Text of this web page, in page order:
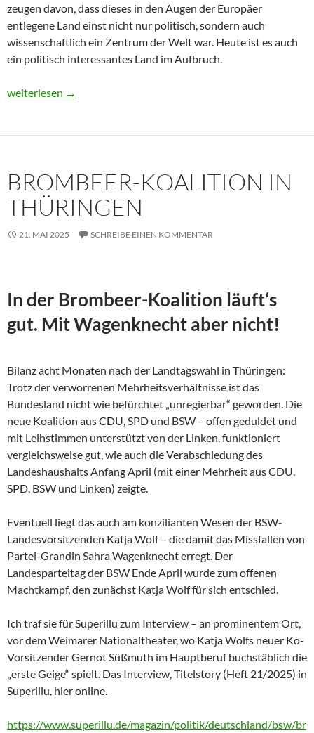
zeugen davon, dass dieses in den Augen der Europäer
entlegene Land einst nicht nur politisch, sondern auch
wissenschaftlich ein Zentrum der Welt war. Heute ist es auch
ein politisch interessantes Land im Aufbruch.
Usbekistan 2025: Unterwegs in einem Land im Aufbruch
weiterlesen →
BROMBEER-KOALITION IN
THÜRINGEN
21. MAI 2025 SCHREIBE EINEN KOMMENTAR
In der Brombeer-Koalition läuft‘s
gut. Mit Wagenknecht aber nicht!
Bilanz acht Monaten nach der Landtagswahl in Thüringen:
Trotz der verworrenen Mehrheitsverhältnisse ist das
Bundesland nicht wie befürchtet „unregierbar“ geworden. Die
neue Koalition aus CDU, SPD und BSW – offen geduldet und
mit Leihstimmen unterstützt von der Linken, funktioniert
vergleichsweise gut, wie auch die Verabschiedung des
Landeshaushalts Anfang April (mit einer Mehrheit aus CDU,
SPD, BSW und Linken) zeigte.
Eventuell liegt das auch am konzilianten Wesen der BSW-
Landesvorsitzenden Katja Wolf – die damit das Missfallen von
Partei-Grandin Sahra Wagenknecht erregt. Der
Landesparteitag der BSW Ende April wurde zum offenen
Machtkampf, den zunächst Katja Wolf für sich entschied.
Ich traf sie für Superillu zum Interview – an prominentem Ort,
vor dem Weimarer Nationaltheater, wo Katja Wolfs neuer Ko-
Vorsitzender Gernot Süßmuth im Hauptberuf buchstäblich die
„erste Geige“ spielt. Das Interview, Titelstory (Heft 21/2025) in
Superillu, hier online.
https://www.superillu.de/magazin/politik/deutschland/bsw/br